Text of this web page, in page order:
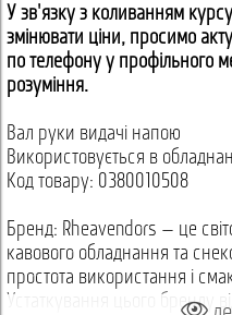
У зв'язку з коливанням
змінювати ціни, просимо
по телефону у профільного
розуміння.
Вал руки видачі напою
Використовується в
Код товару: 0380010508
Бренд: Rheavendors — це
кавового обладнання та
простота використання і
Устаткування цього бренду